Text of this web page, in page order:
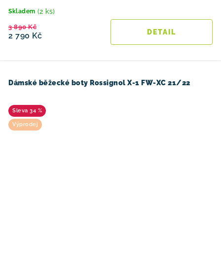
Skladem (2 ks)
2 790 Kč
3 890 Kč
Dámské běžecké boty Rossignol X-1 FW-XC 21/22
34 %
Výprodej